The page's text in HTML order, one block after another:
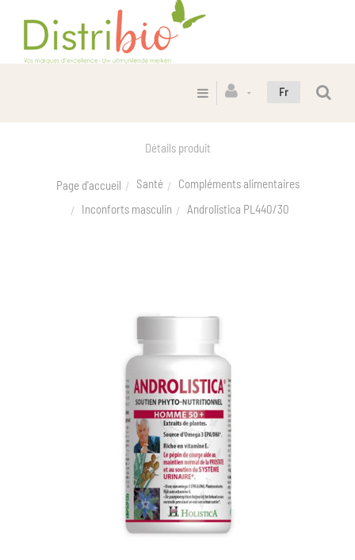
Fr
Détails produit
Page d'accueil Santé
Compléments alimentaires
Inconforts masculin
Androlistica PL440/30